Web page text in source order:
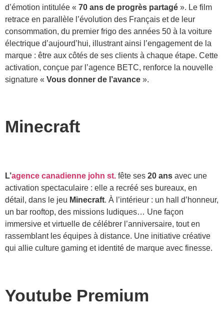
d’émotion intitulée « 70 ans de progrès partagé ». Le film
retrace en parallèle l’évolution des Français et de leur
consommation, du premier frigo des années 50 à la voiture
électrique d’aujourd’hui, illustrant ainsi l’engagement de la
marque : être aux côtés de ses clients à chaque étape. Cette
activation, conçue par l’agence BETC, renforce la nouvelle
signature « Vous donner de l’avance ».
Minecraft
L’agence canadienne john st. fête ses 20 ans avec une
activation spectaculaire : elle a recréé ses bureaux, en
détail, dans le jeu Minecraft. À l’intérieur : un hall d’honneur,
un bar rooftop, des missions ludiques… Une façon
immersive et virtuelle de célébrer l’anniversaire, tout en
rassemblant les équipes à distance. Une initiative créative
qui allie culture gaming et identité de marque avec finesse.
Youtube Premium